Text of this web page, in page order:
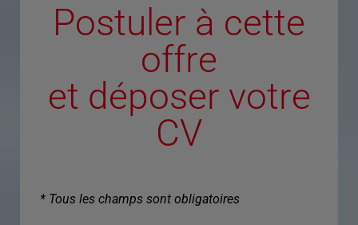
Postuler à cette
offre
et déposer votre
CV
* Tous les champs sont obligatoires